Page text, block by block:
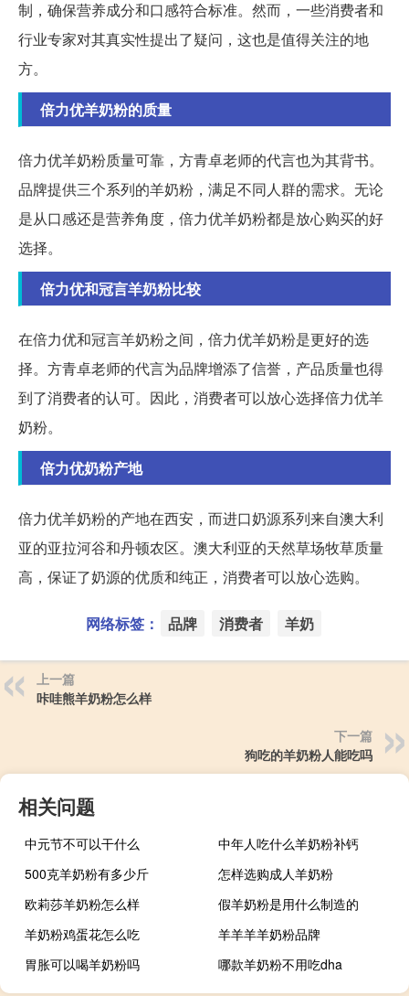
制，确保营养成分和口感符合标准。然而，一些消费者和
行业专家对其真实性提出了疑问，这也是值得关注的地
方。
倍力优羊奶粉的质量
倍力优羊奶粉质量可靠，方青卓老师的代言也为其背书。
品牌提供三个系列的羊奶粉，满足不同人群的需求。无论
是从口感还是营养角度，倍力优羊奶粉都是放心购买的好
选择。
倍力优和冠言羊奶粉比较
在倍力优和冠言羊奶粉之间，倍力优羊奶粉是更好的选
择。方青卓老师的代言为品牌增添了信誉，产品质量也得
到了消费者的认可。因此，消费者可以放心选择倍力优羊
奶粉。
倍力优奶粉产地
倍力优羊奶粉的产地在西安，而进口奶源系列来自澳大利
亚的亚拉河谷和丹顿农区。澳大利亚的天然草场牧草质量
高，保证了奶源的优质和纯正，消费者可以放心选购。
网络标签： 品牌 消费者 羊奶
上一篇
咔哇熊羊奶粉怎么样
下一篇
狗吃的羊奶粉人能吃吗
相关问题
中元节不可以干什么
中年人吃什么羊奶粉补钙
500克羊奶粉有多少斤
怎样选购成人羊奶粉
欧莉莎羊奶粉怎么样
假羊奶粉是用什么制造的
羊奶粉鸡蛋花怎么吃
羊羊羊羊奶粉品牌
胃胀可以喝羊奶粉吗
哪款羊奶粉不用吃dha